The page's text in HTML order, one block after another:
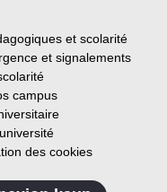
et scolarité
et signalements
campus
des cookies